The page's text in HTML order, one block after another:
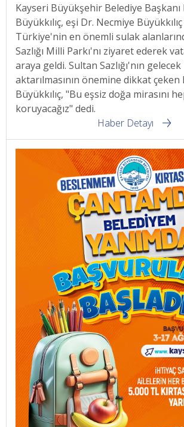
Kayseri Büyükşehir Belediye
Büyükkılıç, eşi Dr. Necmiye
Türkiye'nin en önemli sulak
Sazlığı Milli Parkı'nı ziyaret ederek
araya geldi. Sultan Sazlığı'nın
aktarılmasının önemine dikkat çeken
Büyükkılıç, "Bu eşsiz doğa mirasını
koruyacağız" dedi.
Haber Detayı